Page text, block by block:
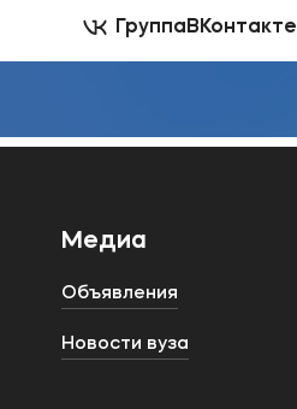
Группа ВКонтакте
Медиа
Объявления
Новости вуза